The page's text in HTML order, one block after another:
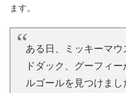
ます。
ある日、ミッキーマ
ドダック、グーフィ
ルゴールを見つけま